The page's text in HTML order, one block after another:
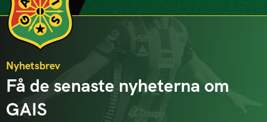
Nyhetsbrev
Få de senaste nyheterna om
GAIS